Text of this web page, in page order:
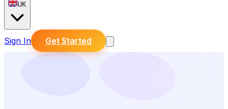
UK
Sign In Get Started